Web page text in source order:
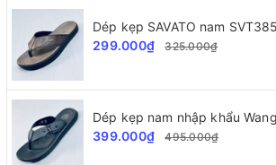
Dép kẹp SAVATO nam
299.000₫
325.000₫
Dép kẹp nam nhập khẩu
399.000₫
495.000₫